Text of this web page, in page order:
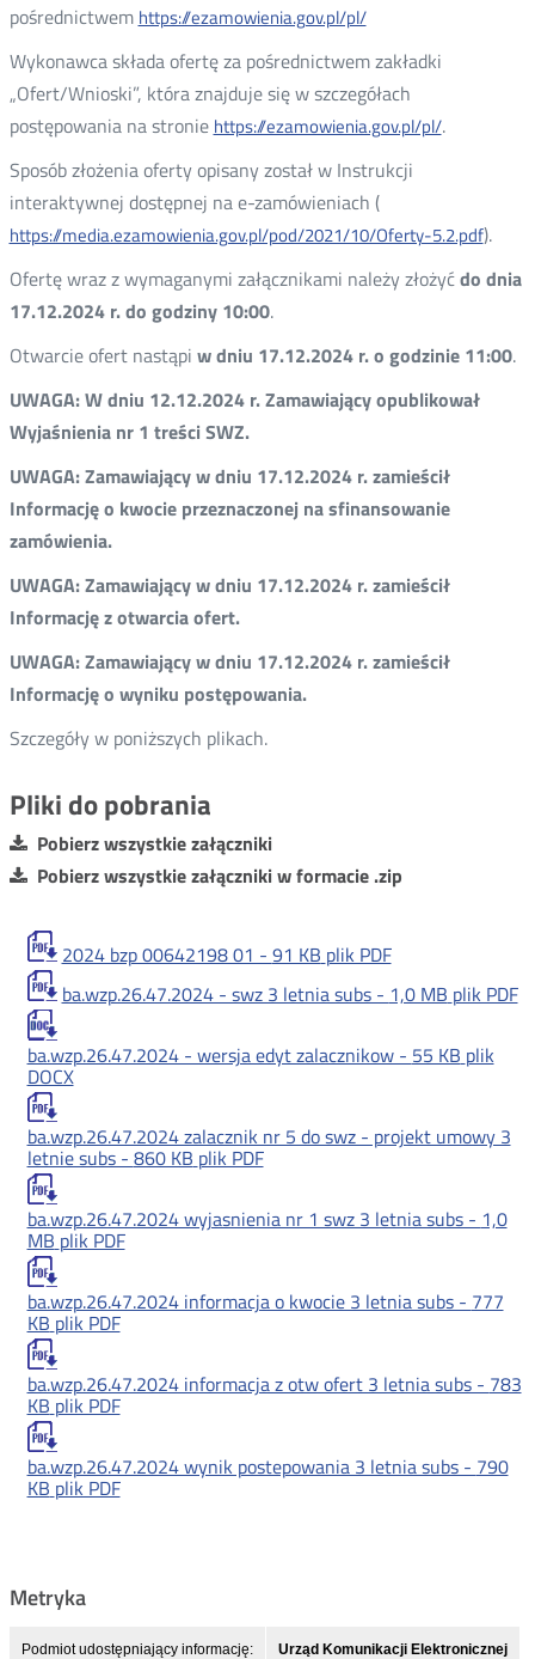
pośrednictwem https://ezamowienia.gov.pl/pl/
Wykonawca składa ofertę za pośrednictwem zakładki
„Ofert/Wnioski”, która znajduje się w szczegółach
postępowania na stronie https://ezamowienia.gov.pl/pl/.
Sposób złożenia oferty opisany został w Instrukcji
interaktywnej dostępnej na e-zamówieniach (
https://media.ezamowienia.gov.pl/pod/2021/10/Oferty-5.2.pdf).
Ofertę wraz z wymaganymi załącznikami należy złożyćdo dnia
17.12.2024 r. do godziny 10:00.
Otwarcie ofert nastąpi w dniu 17.12.2024 r. o godzinie 11:00.
UWAGA: W dniu 12.12.2024 r. Zamawiający opublikował
Wyjaśnienia nr 1 treści SWZ.
UWAGA: Zamawiający w dniu 17.12.2024 r. zamieścił
Informację o kwocie przeznaczonej na sfinansowanie
zamówienia.
UWAGA: Zamawiający w dniu 17.12.2024 r. zamieścił
Informację z otwarcia ofert.
UWAGA: Zamawiający w dniu 17.12.2024 r. zamieścił
Informację o wyniku postępowania.
Szczegóły w poniższych plikach.
Pliki do pobrania
Pobierz wszystkie załączniki
Pobierz wszystkie załączniki w formacie .zip
2024 bzp 00642198 01 - 91 KB plik PDF
ba.wzp.26.47.2024 - swz 3 letnia subs - 1,0 MB plik PDF
ba.wzp.26.47.2024 - wersja edyt zalacznikow - 55 KB plik
DOCX
ba.wzp.26.47.2024 zalacznik nr 5 do swz - projekt umowy 3
letnie subs - 860 KB plik PDF
ba.wzp.26.47.2024 wyjasnienia nr 1 swz 3 letnia subs - 1,0
MB plik PDF
ba.wzp.26.47.2024 informacja o kwocie 3 letnia subs - 777
KB plik PDF
ba.wzp.26.47.2024 informacja z otw ofert 3 letnia subs - 783
KB plik PDF
ba.wzp.26.47.2024 wynik postepowania 3 letnia subs - 790
KB plik PDF
Metryka
Podmiot udostępniający informację: Urząd Komunikacji Elektronicznej